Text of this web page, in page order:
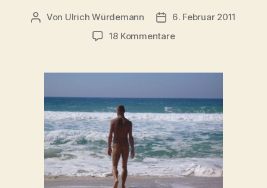
Beitragsautor
Von Ulrich Würdemann Beitragsdatum
6. Februar 2011
18 Kommentarezu
Ocean
schwuler
Strand
bei
Bordeaux